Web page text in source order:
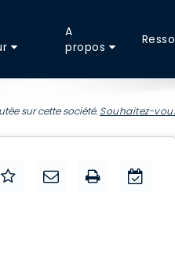
A
propos
sur cette société. Souhaitez-